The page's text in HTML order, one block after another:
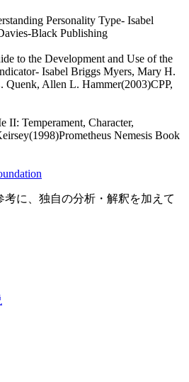
Personality Type- Isabel
Black Publishing
to the Development and Use of the
- Isabel Briggs Myers, Mary H.
Quenk, Allen L. Hammer(2003)CPP,
II: Temperament, Character,
(1998)Prometheus Nemesis Book
に、独自の分析・解釈を加えて